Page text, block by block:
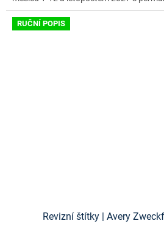
RUČNÍ POPIS
Revizní štítky | Avery